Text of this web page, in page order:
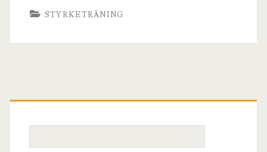
STYRKETRÄNING
Primary
Sidebar
for: